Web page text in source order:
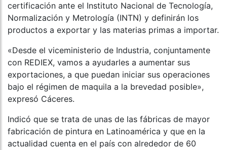
certificación ante el Instituto Nacional de Tecnología,
Normalización y Metrología (INTN) y definirán los
productos a exportar y las materias primas a importar.
«Desde el viceministerio de Industria, conjuntamente
con REDIEX, vamos a ayudarles a aumentar sus
exportaciones, a que puedan iniciar sus operaciones
bajo el régimen de maquila a la brevedad posible»,
expresó Cáceres.
Indicó que se trata de unas de las fábricas de mayor
fabricación de pintura en Latinoamérica y que en la
actualidad cuenta en el país con alrededor de 60